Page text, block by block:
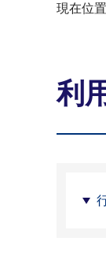
現在位置
利